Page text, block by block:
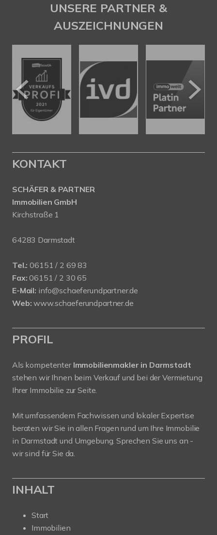
UNSERE PARTNER &
AUSZEICHNUNGEN
KONTAKT
SCHÄFER & PARTNER
Immobilien GmbH
Kirchstraße 1
64283 Darmstadt
Tel.: 06151 / 2 69 83
Fax: 06151 / 2 30 65
E-Mail: info@schaeferundpartner.de
Web: www.schaeferundpartner.de
PROFIL
Als kompetenter Immobilienmakler in Darmstadt
stehen wir Ihnen beim Verkauf und bei der Vermietung
Ihrer Immobilie zur Seite.
Mit umfassendem Fachwissen und lokaler Expertise
beraten wir Sie in allen Fragen rund um Ihre Immobilie
in Darmstadt und Umgebung. Sprechen Sie uns an -
wir sind für Sie da.
INHALT
Start
Immobilien